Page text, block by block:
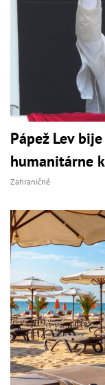
Pápež Lev
humanitárne
Zahraničné